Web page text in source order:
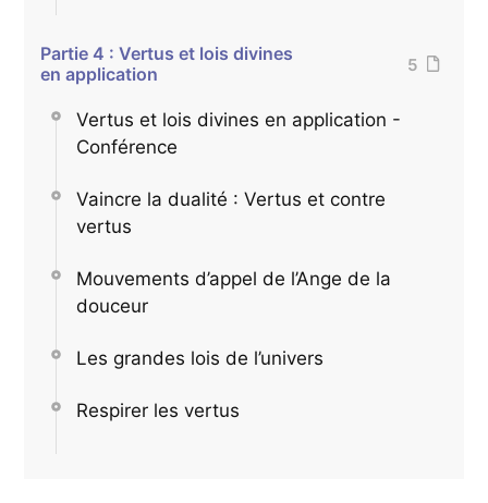
Partie 4 : Vertus et lois divines
en application
5
Vertus et lois divines en application -
Conférence
Vaincre la dualité : Vertus et contre
vertus
Mouvements d’appel de l’Ange de la
douceur
Les grandes lois de l’univers
Respirer les vertus